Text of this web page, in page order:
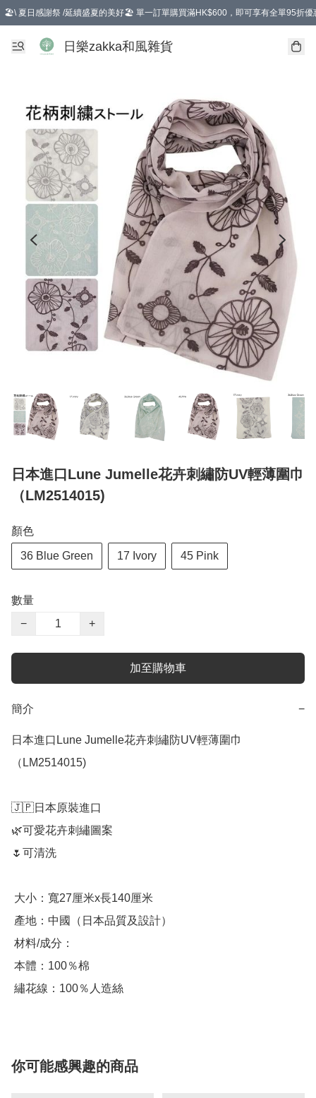
🏖️\ 夏日感謝祭 /延續盛夏的美好🏖️ 單一訂單購買滿HK$600，即可享有全單95折優
選擇GoGoX住宅/工商地址配送，單一訂單消費購物滿HK$680(折扣後），可享有
日樂zakka和風雜貨
日本進口Lune Jumelle花卉刺繡防UV輕薄圍巾
（LM2514015)
顏色
36 Blue Green 17 Ivory 45 Pink
數量
−
+
加至購物車
簡介 −
日本進口Lune Jumelle花卉刺繡防UV輕薄圍巾
（LM2514015)
🇯🇵日本原裝進口
🌿可愛花卉刺繡圖案
🌷可清洗
繡花線：100％人造絲
你可能感興趣的商品